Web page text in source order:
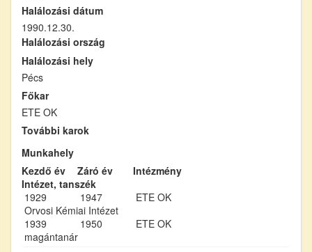
Halálozási dátum
1990.12.30.
Halálozási ország
Halálozási hely
Pécs
Főkar
ETE OK
További karok
Munkahely
Kezdő év
Záró év
Intézmény
Intézet, tanszék
1929
1947
ETE OK
Orvosi Kémiai Intézet
1939
1950
ETE OK
magántanár